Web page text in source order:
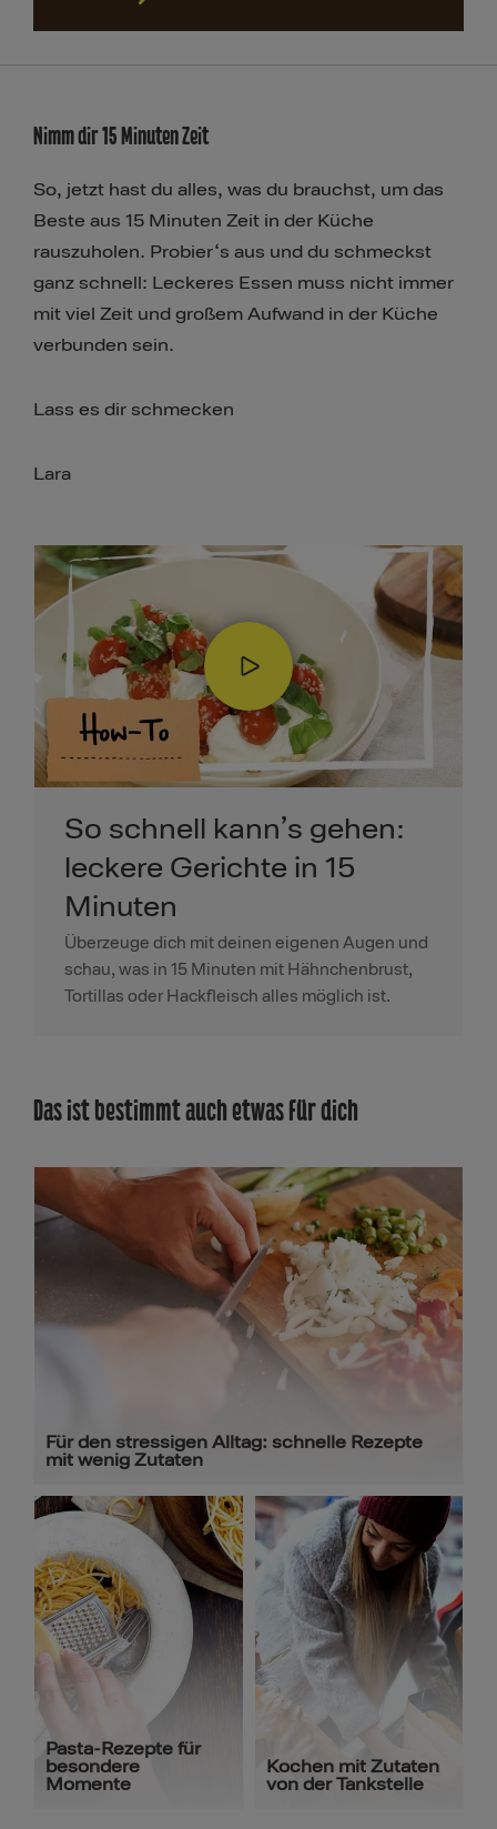
Schnell nachlesen
Nimm dir 15 Minuten Zeit
So, jetzt hast du alles, was du brauchst, um das
Beste aus 15 Minuten Zeit in der Küche
rauszuholen. Probier‘s aus und du schmeckst
ganz schnell: Leckeres Essen muss nicht immer
mit viel Zeit und großem Aufwand in der Küche
verbunden sein.
Lass es dir schmecken
Lara
So schnell kann’s gehen:
leckere Gerichte in 15
Minuten
Überzeuge dich mit deinen eigenen Augen und
schau, was in 15 Minuten mit Hähnchenbrust,
Tortillas oder Hackfleisch alles möglich ist.
Das ist bestimmt auch etwas für dich
Für den stressigen Alltag: schnelle Rezepte
mit wenig Zutaten
Pasta-Rezepte für
besondere
Momente
Kochen mit Zutaten
von der Tankstelle